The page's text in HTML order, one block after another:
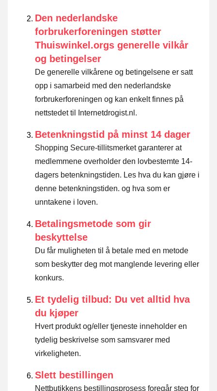
Den nederlandske
forbrukerforeningen støtter
Thuiswinkel.orgs generelle vilkår
og betingelser
De generelle vilkårene og betingelsene er satt
opp i samarbeid med den nederlandske
forbrukerforeningen og kan enkelt finnes på
nettstedet til Internetdrogist.nl.
Betenkningstid på minst 14 dager
Shopping Secure-tillitsmerket garanterer at
medlemmene overholder den lovbestemte 14-
dagers betenkningstiden. Les hva du kan gjøre i
denne betenkningstiden. og hva som er
unntakene i loven.
Betalingsmetode som gir
beskyttelse
Du får muligheten til å betale med en metode
som beskytter deg mot manglende levering eller
konkurs.
Et tydelig tilbud: Du vet alltid hva
du kjøper
Hvert produkt og/eller tjeneste inneholder en
tydelig beskrivelse som samsvarer med
virkeligheten.
Slett bestillingen
Nettbutikkens bestillingsprosess foregår steg for